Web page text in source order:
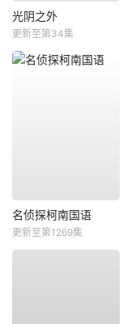
光阴之外
更新至第34集
名侦探柯南国语
更新至第1269集